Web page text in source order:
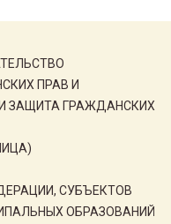
ПРАВ И
ЗАЩИТА ГРАЖДАНСКИХ
СУБЪЕКТОВ
ОБРАЗОВАНИЙ